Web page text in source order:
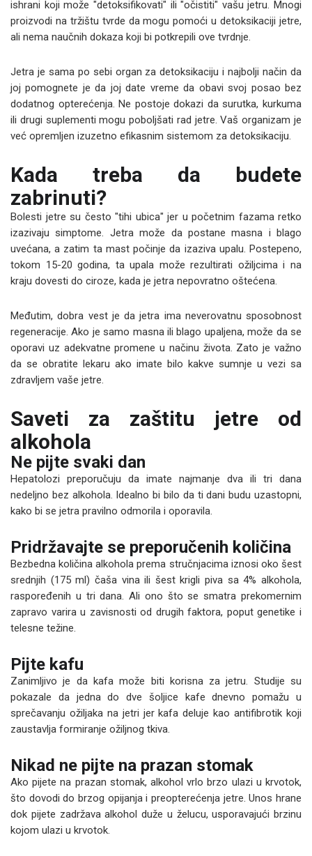
ishrani koji može "detoksifikovati" ili "očistiti" vašu jetru. Mnogi
proizvodi na tržištu tvrde da mogu pomoći u detoksikaciji jetre,
ali nema naučnih dokaza koji bi potkrepili ove tvrdnje.
Jetra je sama po sebi organ za detoksikaciju i najbolji način da
joj pomognete je da joj date vreme da obavi svoj posao bez
dodatnog opterećenja. Ne postoje dokazi da surutka, kurkuma
ili drugi suplementi mogu poboljšati rad jetre. Vaš organizam je
već opremljen izuzetno efikasnim sistemom za detoksikaciju.
Kada treba da budete
zabrinuti?
Bolesti jetre su često "tihi ubica" jer u početnim fazama retko
izazivaju simptome. Jetra može da postane masna i blago
uvećana, a zatim ta mast počinje da izaziva upalu. Postepeno,
tokom 15-20 godina, ta upala može rezultirati ožiljcima i na
kraju dovesti do ciroze, kada je jetra nepovratno oštećena.
Međutim, dobra vest je da jetra ima neverovatnu sposobnost
regeneracije. Ako je samo masna ili blago upaljena, može da se
oporavi uz adekvatne promene u načinu života. Zato je važno
da se obratite lekaru ako imate bilo kakve sumnje u vezi sa
zdravljem vaše jetre.
Saveti za zaštitu jetre od
alkohola
Ne pijte svaki dan
Hepatolozi preporučuju da imate najmanje dva ili tri dana
nedeljno bez alkohola. Idealno bi bilo da ti dani budu uzastopni,
kako bi se jetra pravilno odmorila i oporavila.
Pridržavajte se preporučenih količina
Bezbedna količina alkohola prema stručnjacima iznosi oko šest
srednjih (175 ml) čaša vina ili šest krigli piva sa 4% alkohola,
raspoređenih u tri dana. Ali ono što se smatra prekomernim
zapravo varira u zavisnosti od drugih faktora, poput genetike i
telesne težine.
Pijte kafu
Zanimljivo je da kafa može biti korisna za jetru. Studije su
pokazale da jedna do dve šoljice kafe dnevno pomažu u
sprečavanju ožiljaka na jetri jer kafa deluje kao antifibrotik koji
zaustavlja formiranje ožiljnog tkiva.
Nikad ne pijte na prazan stomak
Ako pijete na prazan stomak, alkohol vrlo brzo ulazi u krvotok,
što dovodi do brzog opijanja i preopterećenja jetre. Unos hrane
dok pijete zadržava alkohol duže u želucu, usporavajući brzinu
kojom ulazi u krvotok.